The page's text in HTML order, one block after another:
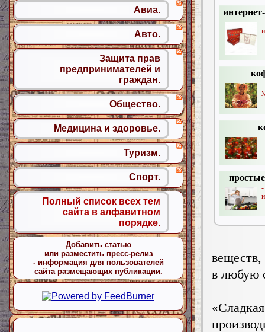
-
-
-
в любую
Авиа.
Авто.
Защита прав
предпринимателей и
граждан.
Общество.
Медицина и здоровье.
Туризм.
Спорт.
Полный список всех тем
сайта в алфавитном
порядке.
Добавить статью
или разместить пресс-релиз
- информация для пользователей
сайта размещающих публикации.